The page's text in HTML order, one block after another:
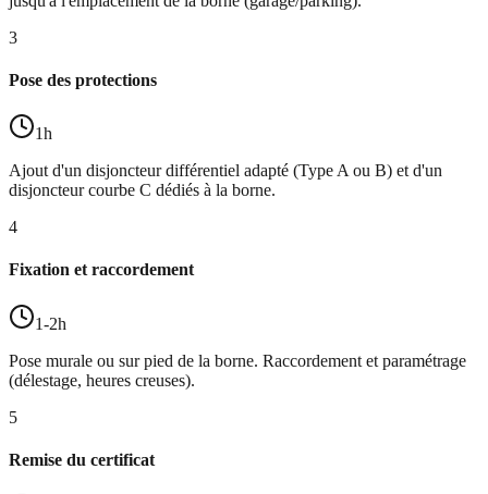
3
Pose des protections
1h
Ajout d'un disjoncteur différentiel adapté (Type A ou B) et d'un
disjoncteur courbe C dédiés à la borne.
4
Fixation et raccordement
1-2h
Pose murale ou sur pied de la borne. Raccordement et paramétrage
(délestage, heures creuses).
5
Remise du certificat